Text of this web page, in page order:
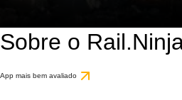
Sobre o
App mais bem avaliado